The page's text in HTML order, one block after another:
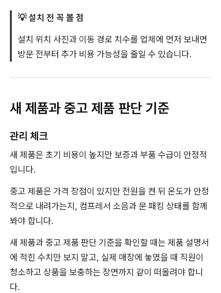
💡 설치 전 꼭 볼 점
설치 위치 사진과 이동 경로 치수를 업체에 먼저 보내면
방문 전부터 추가 비용 가능성을 줄일 수 있습니다.
새 제품과 중고 제품 판단 기준
관리 체크
새 제품은 초기 비용이 높지만 보증과 부품 수급이 안정적
입니다.
중고 제품은 가격 장점이 있지만 전원을 켠 뒤 온도가 안정
적으로 내려가는지, 컴프레서 소음과 문 패킹 상태를 함께
봐야 합니다.
새 제품과 중고 제품 판단 기준을 확인할 때는 제품 설명서
에 적힌 수치만 보지 말고, 실제 매장에 놓였을 때 직원이
청소하고 상품을 보충하는 장면까지 같이 떠올려야 합니
다.